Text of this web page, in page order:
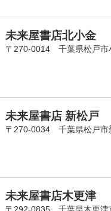
未来屋書店北小金
〒270-0014 千葉県松戸市
未来屋書店 新松戸
〒270-0034 千葉県松戸市
未来屋書店木更津